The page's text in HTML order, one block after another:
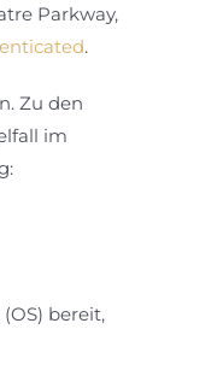
Parkway,
.
Zu den
im
bereit,